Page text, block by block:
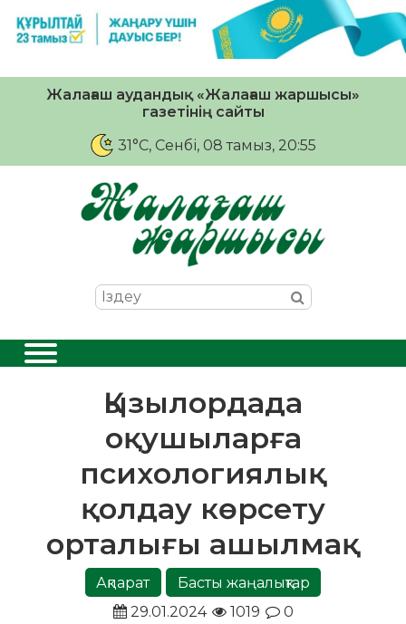
Жалағаш аудандық «Жалағаш жаршысы»
газетінің сайты
31°C, Сенбі, 08 тамыз, 20:55
Қызылордада
оқушыларға
психологиялық
қолдау көрсету
орталығы ашылмақ
Ақпарат
Басты жаңалықтар
29.01.2024
1019 0